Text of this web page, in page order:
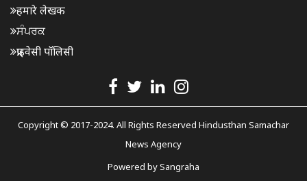
हमारे लेखक
ਸੰਪਰਕ
प्राइवेसी पॉलिसी
Copyright © 2017-2024. All Rights Reserved Hindusthan Samachar
News Agency
Powered bySangraha